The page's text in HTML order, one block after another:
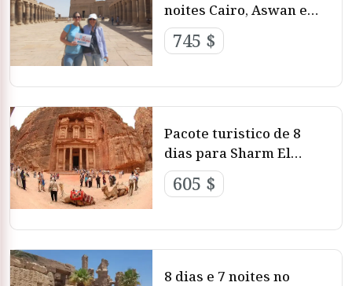
noites Cairo, Aswan e
Luxor
745 $
Pacote turistico de 8
dias para Sharm El
Sheikh e Petra
605 $
8 dias e 7 noites no